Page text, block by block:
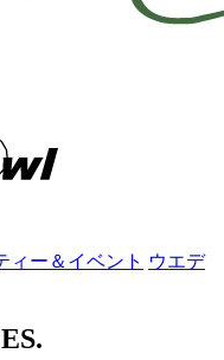
ィー＆イベント ウエデ
ES.